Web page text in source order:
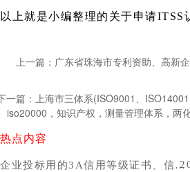
以上就是小编整理的关于申请ITSS
上一篇：广东省珠海市专利资助、高新
一篇：上海市三体系(ISO9001、
iso20000，知识产权，测量管理体系，两
热点内容
企业投标用的3A信用等级证书、信用报告办理时间，哪里办比较好？